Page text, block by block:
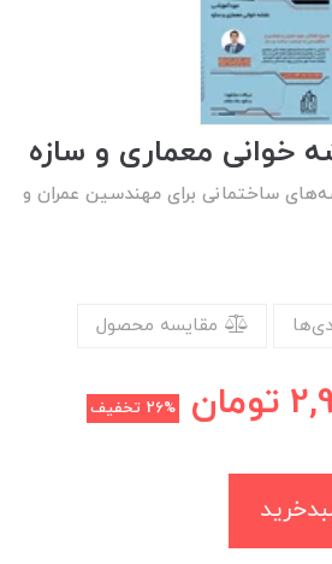
خوانی معماری و سازه
ساختمانی برای مهندسین عمران و
مقایسه محصول
تومان 26% تخفیف